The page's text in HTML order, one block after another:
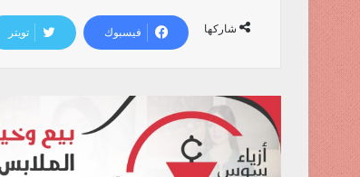
شاركها فيسبوك تويتر